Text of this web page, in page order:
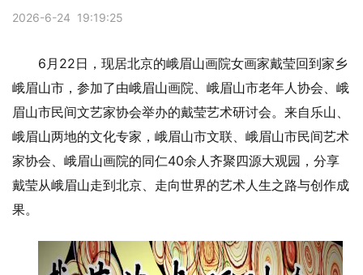
2026-6-24 19:19:25
6月22日，现居北京‌的峨眉山画院女画家戴莹回到家乡
峨眉山市，参加了由峨眉山画院、峨眉山市老年人协会、峨
眉山市民间文艺家协会举办的戴莹艺术研讨会。来自乐山、
峨眉山两地的文化专家，峨眉山市文联、峨眉山市民间艺术
家协会、峨眉山画院的同仁40余人齐聚四源大观园，分享
戴莹从峨眉山走到北京、走向世界的艺术人生之路与创作成
果。